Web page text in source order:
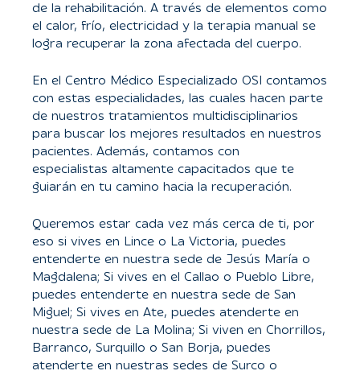
de la rehabilitación. A través de elementos como
el calor, frío, electricidad y la terapia manual se
logra recuperar la zona afectada del cuerpo.
En el Centro Médico Especializado OSI contamos
con estas especialidades, las cuales hacen parte
de nuestros tratamientos multidisciplinarios
para buscar los mejores resultados en nuestros
pacientes. Además, contamos con
especialistas altamente capacitados que te
guiarán en tu camino hacia la recuperación.
Queremos estar cada vez más cerca de ti, por
eso si vives en Lince o La Victoria, puedes
entenderte en nuestra sede de Jesús María o
Magdalena; Si vives en el Callao o Pueblo Libre,
puedes entenderte en nuestra sede de San
Miguel; Si vives en Ate, puedes atenderte en
nuestra sede de La Molina; Si viven en Chorrillos,
Barranco, Surquillo o San Borja, puedes
atenderte en nuestras sedes de Surco o